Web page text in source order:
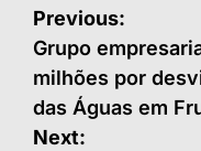
Navegação
de
Post
Previous:
Grupo
milhões por
das Águas em
Next: